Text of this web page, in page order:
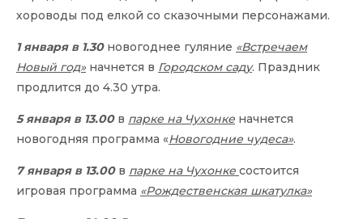
хороводы под елкой со сказочными персонажами.
1 января в 1.30новогоднее гуляние «Встречаем
Новый год» начнется в Городском саду. Праздник
продлится до 4.30 утра.
5 января в 13.00в парке на Чухонке начнется
новогодняя программа «Новогодние чудеса».
7 января в 13.00в парке на Чухонке состоится
игровая программа «Рождественская шкатулка»